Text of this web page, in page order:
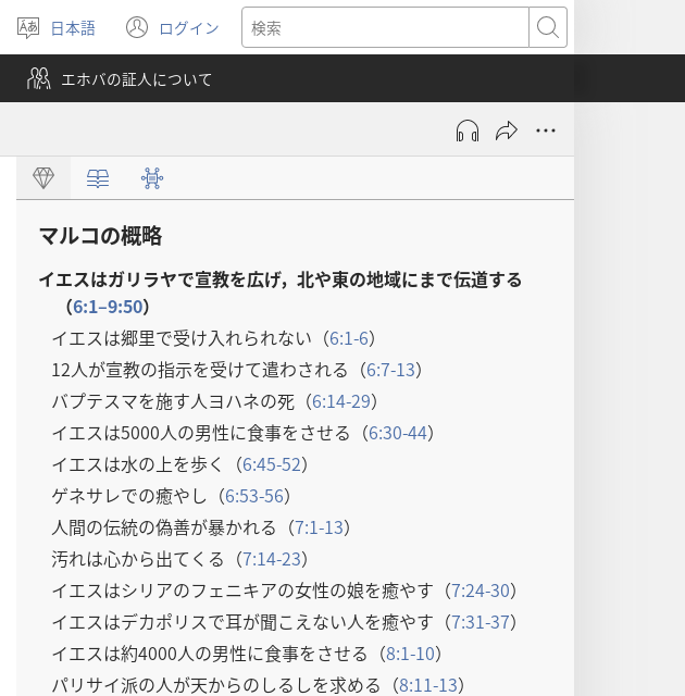
言
語
を
選
日本語 ログイン
（新
し
い
タ
で
く）
検
索
エホバの証人について
マルコの概略
イエスはガリラヤで宣教を広げ，北や東の地域にまで伝道する
（6:1–9:50）
イエスは郷里で受け入れられない（6:1-6）
12人が宣教の指示を受けて遣わされる（6:7-13）
バプテスマを施す人ヨハネの死（6:14-29）
イエスは5000人の男性に食事をさせる（6:30-44）
イエスは水の上を歩く（6:45-52）
ゲネサレでの癒やし（6:53-56）
人間の伝統の偽善が暴かれる（7:1-13）
汚れは心から出てくる（7:14-23）
イエスはシリアのフェニキアの女性の娘を癒やす（7:24-30）
イエスはデカポリスで耳が聞こえない人を癒やす（7:31-37）
イエスは約4000人の男性に食事をさせる（8:1-10）
パリサイ派の人が天からのしるしを求める（8:11-13）